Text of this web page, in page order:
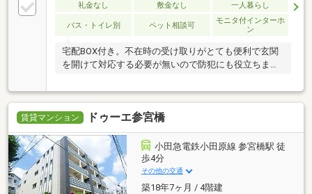
礼金なし 敷金なし 一人暮らし
バス・トイレ別 ペット相談可
モニタ付インターホ
ン
宅配BOX付き。不在時の受け取りがとても便利で玄関
を開けて対応する必要が無いので防犯にも役立ちま
賃貸マンション ドゥーエ参宮橋
小田急電鉄小田原線 参宮橋駅 徒
歩4分
その他の交通
築18年7ヶ月 / 4階建